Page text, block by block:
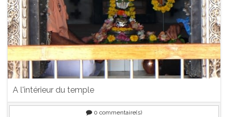
A l'intérieur du temple
0 commentaire(s)